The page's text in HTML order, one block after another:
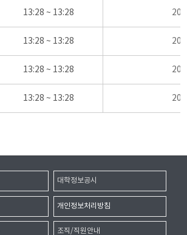
13:28 ~ 13:28
13:28 ~ 13:28
13:28 ~ 13:28
13:28 ~ 13:28
대학정보공시
개인정보처리방침
조직/직원안내